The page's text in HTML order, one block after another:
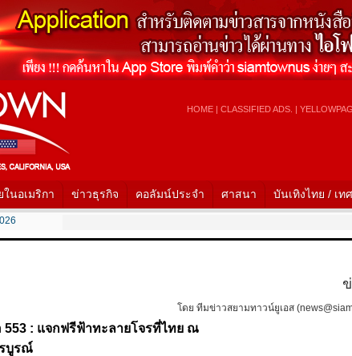
HOME| CLASSIFIED ADS. |
นอเมริกา ข่าวธุรกิจ คอลัมน์ประจำ ศาสนา บันเทิงไทย / เทศ
โดย ทีมข่าวสยามทาวน์ยูเอส
553 : แจกฟรีฟ้าทะลายโจรที่ไทย ณ
บูรณ์